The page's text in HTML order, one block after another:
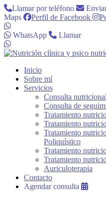
Llamar por teléfono
Maps
Perfil de Facebook
WhatsApp Llamar
Inicio
Sobre mí
Servicios
Consulta
Consulta de
Tratamiento
Tratamiento
Tratamiento
Poliquístico
Tratamiento
Tratamiento
Auriculoterapia
Contacto
Agendar consulta